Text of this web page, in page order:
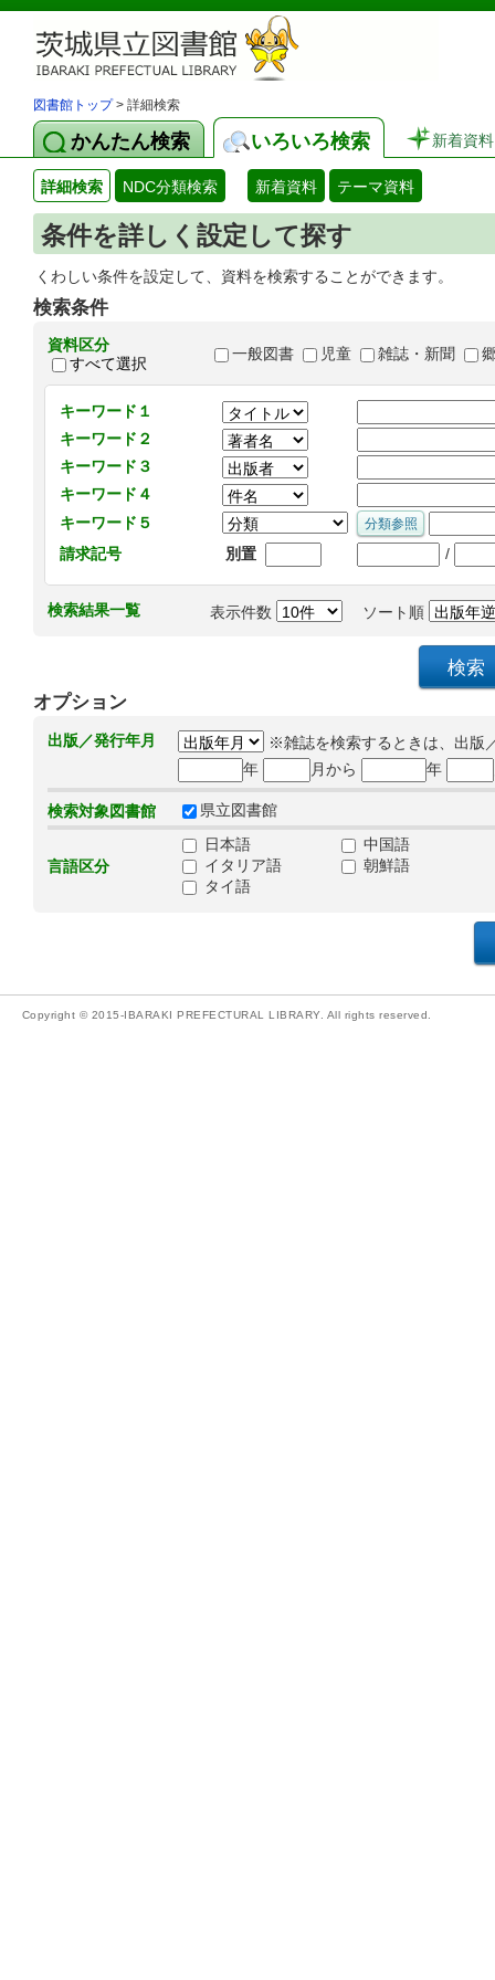
図書館トップ> 詳細検索
かんたん検索 いろいろ検索 新着資料
詳細検索 NDC分類検索 新着資料 テーマ資料
条件を詳しく設定して探す
くわしい条件を設定して、資料を検索することができます。
検索条件
資料区分
すべて選択
一般図書 児童 雑誌・新聞
キーワード１
キーワード２
キーワード３
キーワード４
キーワード５
請求記号
別置 /
検索結果一覧 表示件数 ソート順
オプション
出版／発行年月
※雑誌を検索するときは、出版
年
月から 年
検索対象図書館 県立図書館
言語区分
日本語
中国語
イタリア語
朝鮮語
タイ語
Copyright © 2015-IBARAKI PREFECTURAL LIBRARY. All rights reserved.